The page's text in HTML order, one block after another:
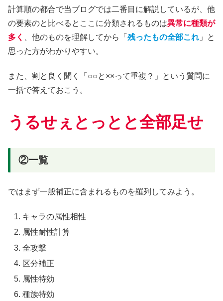
計算順の都合で当ブログでは二番目に解説しているが、他
の要素のと比べるとここに分類されるものは異常に種類が
多く
、他のものを理解してから「 残ったもの全部これ 」と
思った方がわかりやすい。
また、割と良く聞く「○○と××って重複？」という質問に
一括で答えておこう。
うるせぇとっとと全部足せ
②一覧
ではまず一般補正に含まれるものを羅列してみよう。
キャラの属性相性
属性耐性計算
全攻撃
区分補正
属性特効
種族特効